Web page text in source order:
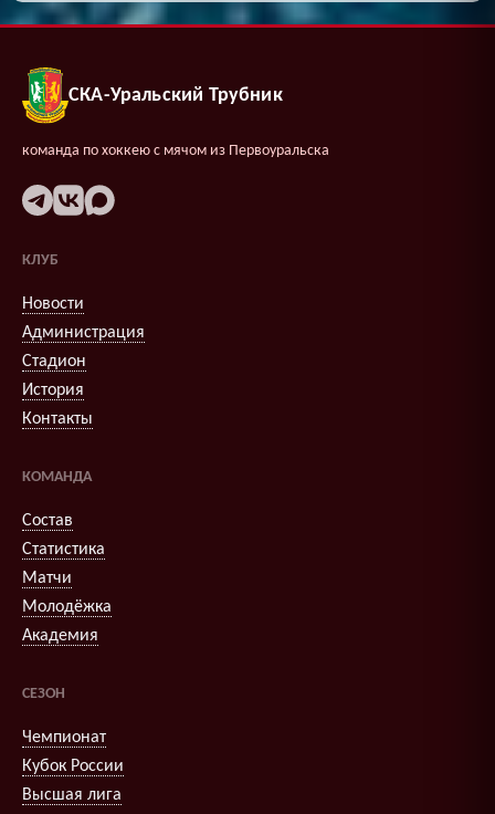
СКА-Уральский Трубник
команда по хоккею с мячом из Первоуральска
КЛУБ
Новости
Администрация
Стадион
История
Контакты
КОМАНДА
Состав
Статистика
Матчи
Молодёжка
Академия
СЕЗОН
Чемпионат
Кубок России
Высшая лига